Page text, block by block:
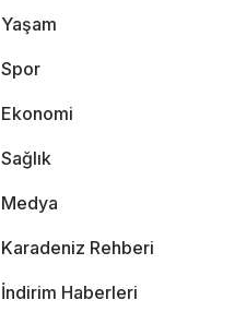
Yaşam
Spor
Ekonomi
Sağlık
Medya
Karadeniz Rehberi
İndirim Haberleri